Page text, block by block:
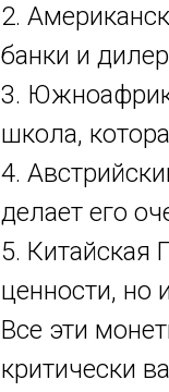
2.
банки и
3.
школа,
4.
делает его
5. Китайская
ценности, но
Все эти
критически